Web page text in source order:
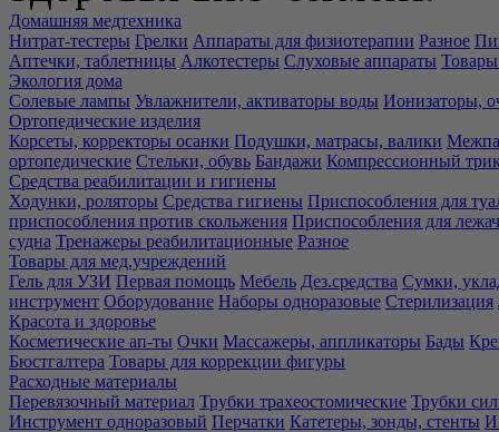
Домашняя медтехника
Нитрат-тестеры Грелки Аппараты для физиотерапии Разное
Аптечки, таблетницы Алкотестеры Слуховые аппараты Товары
Экология дома
Солевые лампы Увлажнители, активаторы воды Ионизаторы,
Ортопедические изделия
Корсеты, корректоры осанки Подушки, матрасы, валики
ортопедические Стельки, обувь Бандажи Компрессионный
Средства реабилитации и гигиены
Ходунки, роляторы Средства гигиены Приспособления для
приспособления против скольжения Приспособления для
судна Тренажеры реабилитационные Разное
Товары для мед.учреждений
Гель для УЗИ Первая помощь Мебель Дез.средства Сумки,
инструмент Оборудование Наборы одноразовые Стерилизация
Красота и здоровье
Косметические ап-ты Очки Массажеры, аппликаторы Бады
Бюстгалтера Товары для коррекции фигуры
Расходные материалы
Перевязочный материал Трубки трахеостомические Трубки
Инструмент одноразовый Перчатки Катетеры, зонды, стенты